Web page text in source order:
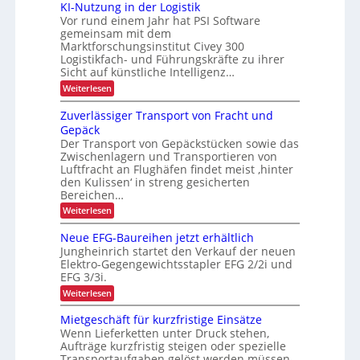
e
z
i
f
i
s
c
h
P
r
a
x
i
s
t
e
t
s
g
d
a
n
k
A
i
m
t
e
D
I
x
i
e
r
t
e
s
P
a
l
e
t
e
n
m
a
n
a
g
e
m
e
n
t
s
b
a
u
d
e
r
U
S
A
r
ä
s
e
n
z
KI-Nutzung in der Logistik
Vor rund einem Jahr hat PSI Software
gemeinsam mit dem
Marktforschungsinstitut Civey 300
Logistikfach- und Führungskräfte zu ihrer
Sicht auf künstliche Intelligenz…
Weiterlesen:
K
I
-
u
t
z
u
n
g
i
n
d
e
r
L
g
i
t
i
k
Zuverlässiger Transport von Fracht und
Gepäck
Der Transport von Gepäckstücken sowie das
Zwischenlagern und Transportieren von
Luftfracht an Flughäfen findet meist ‚hinter
den Kulissen‘ in streng gesicherten
Bereichen…
Weiterlesen:
Z
u
v
e
r
ä
s
i
g
e
r
Neue EFG-Baureihen jetzt erhältlich
Jungheinrich startet den Verkauf der neuen
Elektro-Gegengewichtsstapler EFG 2/2i und
EFG 3/3i.
Weiterlesen:
N
e
u
e
E
Mietgeschäft für kurzfristige Einsätze
Wenn Lieferketten unter Druck stehen,
Aufträge kurzfristig steigen oder spezielle